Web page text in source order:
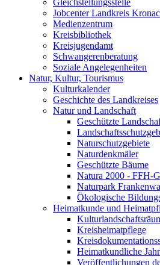
Gleichstellungsstelle
Jobcenter Landkreis
Medienzentrum
Kreisbibliothek
Kreisjugendamt
Schwangerenberatung
Soziale Angelegenheiten
Natur, Kultur, Tourismus
Kulturkalender
Geschichte des Landkreises
Natur und Landschaft
Geschützte
Naturschutzgebiete
Naturdenkmäler
Geschützte Bäume
Natura 2000 - FFH-
Naturpark
Ökologische
Heimatkunde und
Kreisheimatpflege
Heimatkundliche
Veröffentlichungen